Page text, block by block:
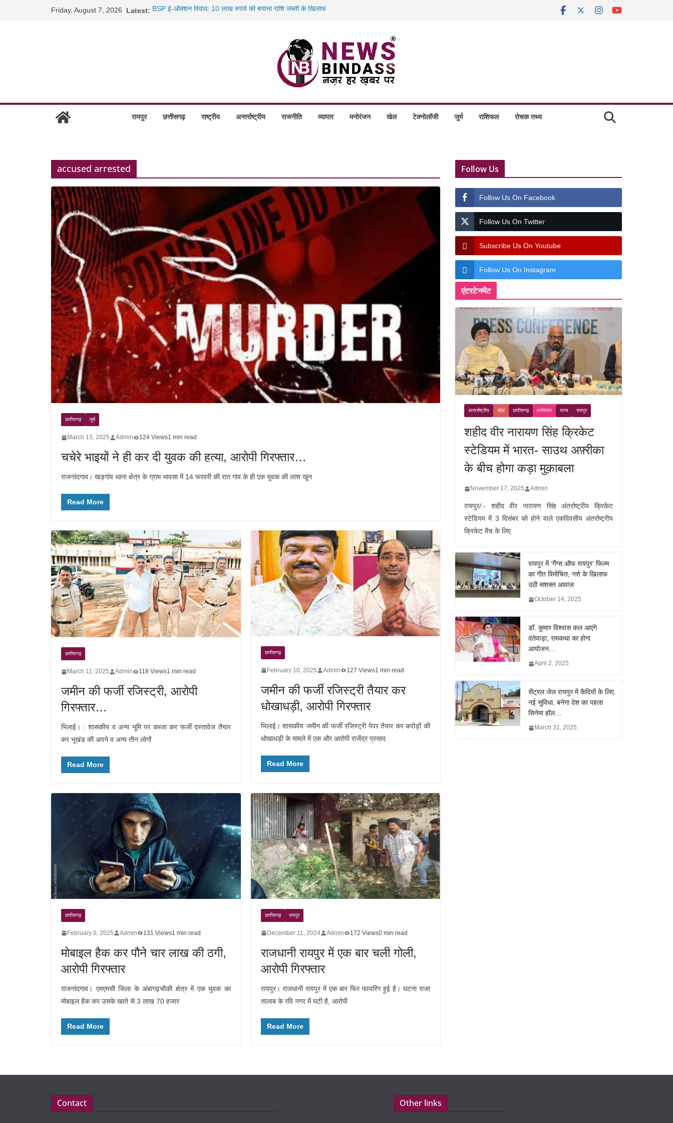
Friday, August 7, 2026 Latest: BSP ई-ऑक्शन विवाद: 10 लाख रुपये की बयाना राशि जब्ती के खिलाफ
छत्तीसगढ़ में 1460 गोधाम होंगे स्थापित, हर विकासखंड के 10 उत्कृष्ट गोठानों
साइबर ठगी पर दुर्ग पुलिस का बड़ा एक्शन: 13 म्यूल बैंक खाताधारक गिरफ्तार
रायपुर छत्तीसगढ़ राष्ट्रीय अन्तर्राष्ट्रीय राजनीति व्यापार मनोरंजन खेल टेक्नोलॉजी जुर्म राशिफल रोचक तथ्य
accused arrested
छत्तीसगढ़ जुर्म
March 13, 2025 Admin 124 Views1 min read
चचेरे भाइयों ने ही कर दी युवक की हत्या, आरोपी गिरफ्तार…
राजनांदगाव। खड़गांव थाना क्षेत्र के ग्राम भावसा में 14 फरवरी की रात गांव के ही एक युवक की लाश खून
Read More
छत्तीसगढ़
March 11, 2025 Admin 118 Views1 min read
जमीन की फर्जी रजिस्ट्री, आरोपी
गिरफ्तार…
भिलाई। : शासकीय व अन्य भूमि पर कब्जा कर फर्जी दस्तावेज तैयार
कर भूखंड की अपने व अन्य तीन लोगों
Read More
छत्तीसगढ़
February 10, 2025 Admin 127 Views1 min read
जमीन की फर्जी रजिस्ट्री तैयार कर
धोखाधड़ी, आरोपी गिरफ्तार
भिलाई। शासकीय जमीन की फर्जी रजिस्ट्री पेपर तैयार कर करोड़ों की
धोखाधड़ी के मामले में एक और आरोपी राजेंद्र प्रसाद
Read More
छत्तीसगढ़
February 6, 2025 Admin 131 Views1 min read
मोबाइल हैक कर पौने चार लाख की ठगी,
आरोपी गिरफ्तार
राजनांदगाव। एमएमसी जिला के अंबागढ़चौकी क्षेत्र में एक युवक का
मोबाइल हैक कर उसके खाते से 3 लाख 70 हजार
Read More
छत्तीसगढ़ रायपुर
December 11, 2024 Admin 172 Views0 min read
राजधानी रायपुर में एक बार चली गोली,
आरोपी गिरफ्तार
रायपुर। राजधानी रायपुर में एक बार फिर फायरिंग हुई है। घटना राजा
तालाब के रवि नगर में घटी है, आरोपी
Read More
Follow Us
Follow Us On Facebook
Follow Us On Twitter
Subscribe Us On Youtube
Follow Us On Instagram
एंटरटेनमेंट
अन्तर्राष्ट्रीय खेल छत्तीसगढ़ मनोरंजन राज्य रायपुर
शहीद वीर नारायण सिंह क्रिकेट
स्टेडियम में भारत- साउथ अफ़्रीका
के बीच होगा कड़ा मुक़ाबला
November 17, 2025 Admin
रायपुर/:- शहीद वीर नारायण सिंह अंतर्राष्ट्रीय क्रिकेट
स्टेडियम में 3 दिसंबर को होने वाले एकदिवसीय अंतर्राष्ट्रीय
क्रिकेट मैच के लिए
रायपुर में ‘गैंग्स ऑफ रायपुर’ फिल्म
का गीत विमोचित, नशे के खिलाफ
उठी सशक्त आवाज़
October 14, 2025
डॉ. कुमार विश्वास कल आएंगे
दंतेवाड़ा, रामकथा का होगा
आयोजन…
April 2, 2025
सेंट्रल जेल रायपुर में कैदियों के लिए
नई सुविधा, बनेगा देश का पहला
सिनेमा हॉल…
March 31, 2025
Contact Other links